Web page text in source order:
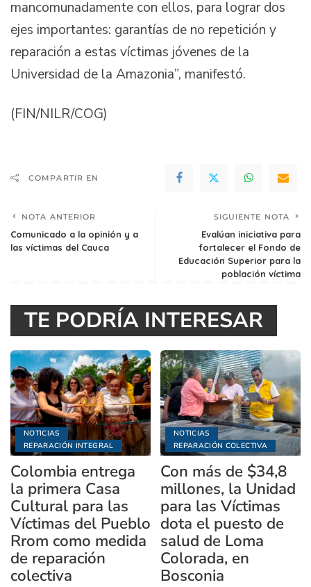
mancomunadamente con ellos, para lograr dos
ejes importantes: garantías de no repetición y
reparación a estas víctimas jóvenes de la
Universidad de la Amazonia”, manifestó.
(FIN/NILR/COG)
COMPARTIR EN
NOTA ANTERIOR
Comunicado a la opinión y a
las víctimas del Cauca
SIGUIENTE NOTA
Evalúan iniciativa para
fortalecer el Fondo de
Educación Superior para la
población víctima
TE PODRÍA INTERESAR
NOTICIAS
REPARACIÓN INTEGRAL
Colombia entrega
la primera Casa
Cultural para las
Víctimas del Pueblo
Rrom como medida
de reparación
colectiva
NOTICIAS
REPARACIÓN COLECTIVA
Con más de $34,8
millones, la Unidad
para las Víctimas
dota el puesto de
salud de Loma
Colorada, en
Bosconia